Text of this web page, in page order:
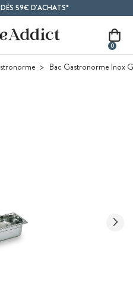
59€ D'ACHATS*
0
Bac Gastronorme Inox